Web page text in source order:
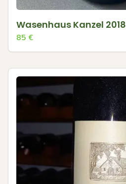
Wasenhaus Kanzel 2018
85 €